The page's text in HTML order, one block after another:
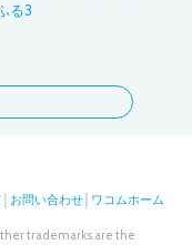
る3
お問い合わせ ワコムホーム
trademarks are the